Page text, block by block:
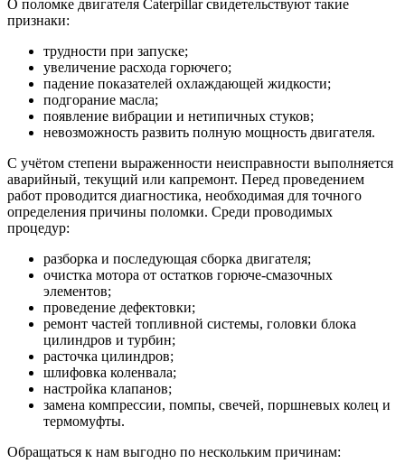
О поломке двигателя Caterpillar свидетельствуют такие
признаки:
трудности при запуске;
увеличение расхода горючего;
падение показателей охлаждающей жидкости;
подгорание масла;
появление вибрации и нетипичных стуков;
невозможность развить полную мощность двигателя.
С учётом степени выраженности неисправности выполняется
аварийный, текущий или капремонт. Перед проведением
работ проводится диагностика, необходимая для точного
определения причины поломки. Среди проводимых
процедур:
разборка и последующая сборка двигателя;
очистка мотора от остатков горюче-смазочных
элементов;
проведение дефектовки;
ремонт частей топливной системы, головки блока
цилиндров и турбин;
расточка цилиндров;
шлифовка коленвала;
настройка клапанов;
замена компрессии, помпы, свечей, поршневых колец и
термомуфты.
Обращаться к нам выгодно по нескольким причинам: